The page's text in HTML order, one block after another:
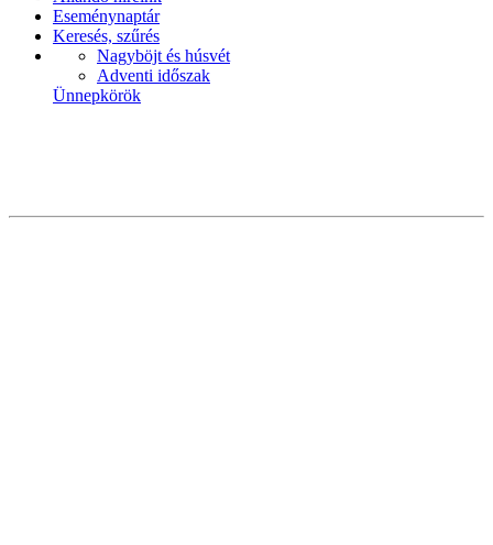
Eseménynaptár
Keresés, szűrés
Nagyböjt és húsvét
Adventi időszak
Ünnepkörök